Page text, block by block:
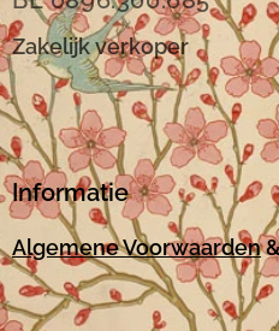
Zakelijk verkoper
Informatie
Algemene Voorwaarden